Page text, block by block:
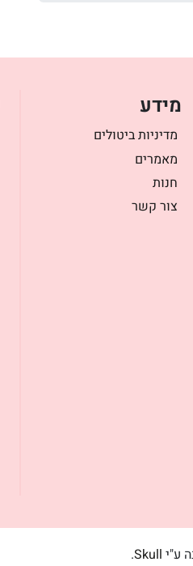
מידע
מדיניות ביטולים
מאמרים
חנות
צור קשר
ע"י Skull
.